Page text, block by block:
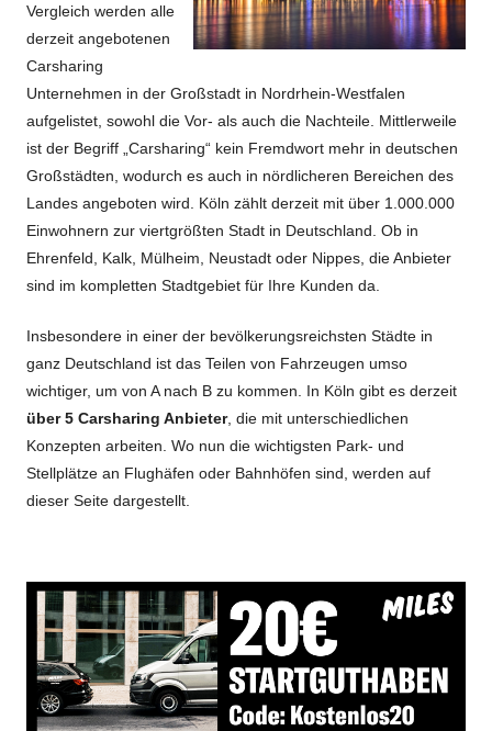
Vergleich werden alle
derzeit angebotenen
Carsharing
Unternehmen in der Großstadt in Nordrhein-Westfalen
aufgelistet, sowohl die Vor- als auch die Nachteile. Mittlerweile
ist der Begriff „Carsharing“ kein Fremdwort mehr in deutschen
Großstädten, wodurch es auch in nördlicheren Bereichen des
Landes angeboten wird. Köln zählt derzeit mit über 1.000.000
Einwohnern zur viertgrößten Stadt in Deutschland. Ob in
Ehrenfeld, Kalk, Mülheim, Neustadt oder Nippes, die Anbieter
sind im kompletten Stadtgebiet für Ihre Kunden da.
Insbesondere in einer der bevölkerungsreichsten Städte in
ganz Deutschland ist das Teilen von Fahrzeugen umso
wichtiger, um von A nach B zu kommen. In Köln gibt es derzeit
über 5 Carsharing Anbieter, die mit unterschiedlichen
Konzepten arbeiten. Wo nun die wichtigsten Park- und
Stellplätze an Flughäfen oder Bahnhöfen sind, werden auf
dieser Seite dargestellt.